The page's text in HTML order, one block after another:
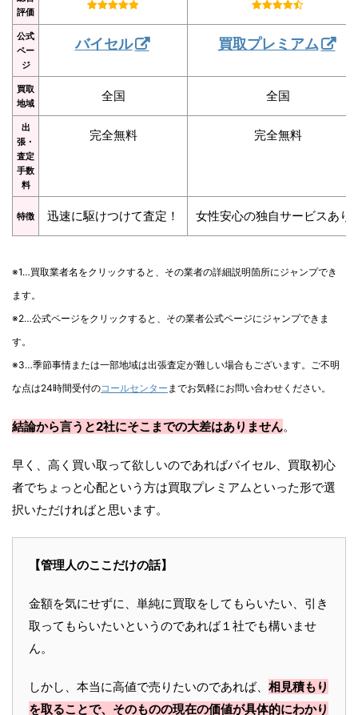
評価
公式
ペー
ジ
バイセル 買取プレミアム
買取
地域
全国 全国
出
張・
査定
手数
料
完全無料 完全無料
特徴 迅速に駆けつけて査定！ 女性安心の独自サービスあり
※1…買取業者名をクリックすると、その業者の詳細説明箇所にジャンプでき
ます。
※2…公式ページをクリックすると、その業者公式ページにジャンプできま
す。
※3…季節事情または一部地域は出張査定が難しい場合もございます。ご不明
な点は24時間受付のコールセンター までお気軽にお問い合わせください。
結論から言うと2社にそこまでの大差はありません。
早く、高く買い取って欲しいのであればバイセル、買取初心
者でちょっと心配という方は買取プレミアムといった形で選
択いただければと思います。
【管理人のここだけの話】
金額を気にせずに、単純に買取をしてもらいたい、引き
取ってもらいたいというのであれば１社でも構いませ
ん。
しかし、本当に高値で売りたいのであれば、 相見積もり
を取ることで、そのものの現在の価値が具体的にわかり